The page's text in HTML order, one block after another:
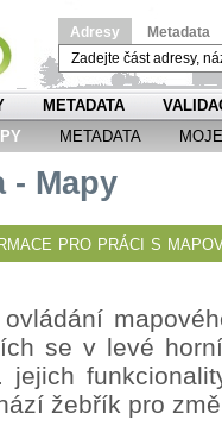
Adresy Metadata
METADATA
METADATA MOJE
- Mapy
pro práci s
se v levé
jejich
žebřík pro